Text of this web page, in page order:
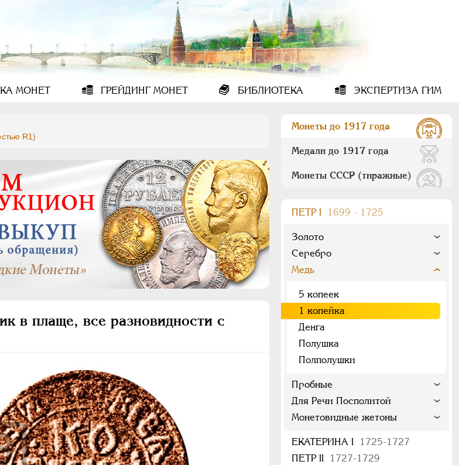
МОНЕТ ГРЕЙДИНГМОНЕТ БИБЛИОТЕКА ЭКСПЕРТИЗА ГИМ
R1)
в плаще, все разновидности с
Монеты до 1917 года
Медали до 1917 года
Монеты СССР (тиражные)
ПEТР I 1699 - 1725
Золото
Серебро
Медь
5 копеек
1 копейка
Денга
Полушка
Полполушки
Пробные
Для Речи Посполитой
Монетовидные жетоны
ЕКАТЕРИНА I
1725-1727
ПЕТР II
1727-1729